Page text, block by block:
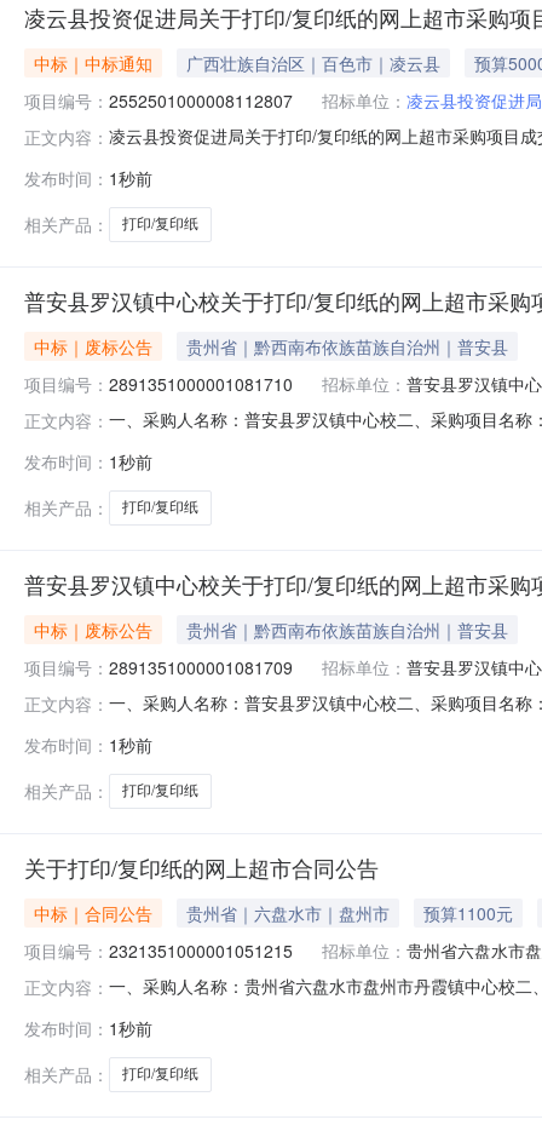
凌云县投资促进局关于打印/复印纸的网上超市采购项
中标｜中标通知 广西壮族自治区｜百色市｜凌云县
预算
项目编号： 2552501000008112807 招标单位： 凌云县投资促进局
正文内容： 凌云县投资促进局关于打印/复印纸的网上超市采购项目
购计划信息：序号采购计划文号信息采购计划金额
发布时间： 1秒前
相关产品：
打印/复印纸
普安县罗汉镇中心校关于打印/复印纸的网上超市采购
中标｜废标公告
贵州省｜黔西南布依族苗族自治州｜普安县
项目编号： 2891351000001081710 招标单位： 普安县罗汉镇中
正文内容： 一、采购人名称：普安县罗汉镇中心校二、采购项目名
称：普安县罗汉镇中心校地址：罗汉镇联系人：联系电
电话：传真：地址：
发布时间： 1秒前
相关产品：
打印/复印纸
普安县罗汉镇中心校关于打印/复印纸的网上超市采购
中标｜废标公告
贵州省｜黔西南布依族苗族自治州｜普安县
项目编号： 2891351000001081709 招标单位： 普安县罗汉镇中
正文内容： 一、采购人名称：普安县罗汉镇中心校二、采购项目名
中心校地址：罗汉镇联系人：联系电话：传真：2、采购
址：
发布时间： 1秒前
相关产品：
打印/复印纸
关于打印/复印纸的网上超市合同公告
中标｜合同公告 贵州省｜六盘水市｜盘州市
预算1100元
项目编号： 2321351000001051215 招标单位： 贵州省六盘水市
正文内容： 一、采购人名称：贵州省六盘水市盘州市丹霞镇中心校
复印纸500张/包6包/箱3000张骏名扬A470g,箱
发布时间： 1秒前
相关产品：
打印/复印纸